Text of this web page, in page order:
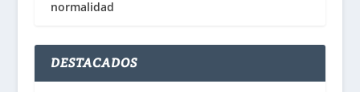
normalidad
DESTACADOS